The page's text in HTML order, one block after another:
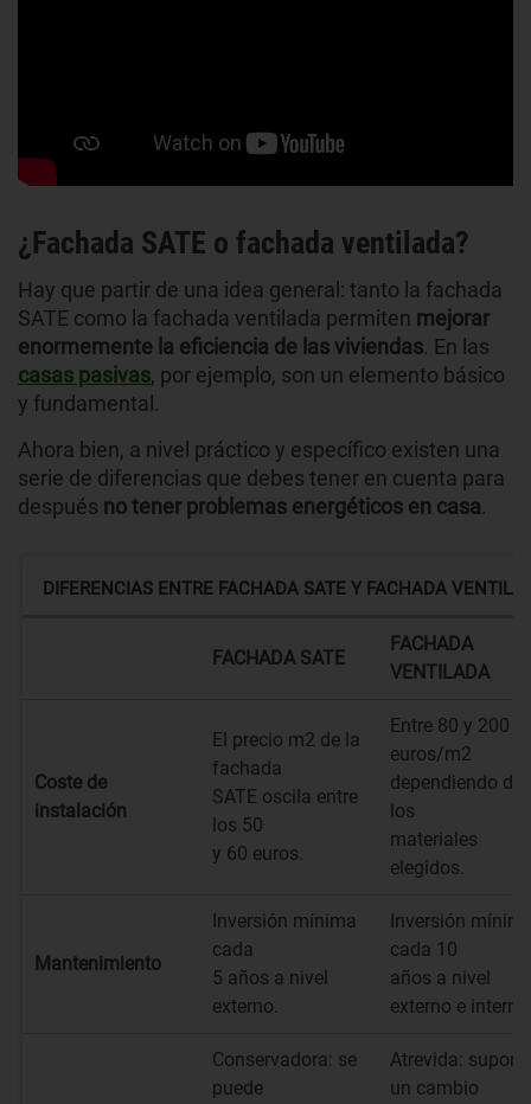
¿Fachada SATE o fachada ventilada?
Hay que partir de una idea general: tanto la fachada
SATE como la fachada ventilada permiten mejorar
enormemente la eficiencia de las viviendas. En las
casas pasivas, por ejemplo, son un elemento básico
y fundamental.
Ahora bien, a nivel práctico y específico existen una
serie de diferencias que debes tener en cuenta para
después no tener problemas energéticos en casa.
DIFERENCIAS ENTRE FACHADA SATE Y FACHADA
FACHADA SATE
FACHADA
VENTILADA
Coste de
instalación
El precio m2 de la
fachada
SATE oscila entre
los 50
y 60 euros.
Entre 80 y 200
euros/m2
dependiendo de
los
materiales
elegidos.
Mantenimiento
Inversión mínima
cada
5 años a nivel
externo.
Inversión
cada 10
años a nivel
externo e
Conservadora: se
puede
Atrevida: supone
un cambio